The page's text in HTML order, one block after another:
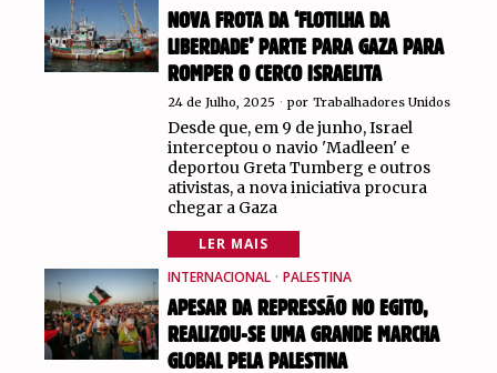
NOVA FROTA DA ‘FLOTILHA DA
LIBERDADE’ PARTE PARA GAZA PARA
ROMPER O CERCO ISRAELITA
24 de Julho, 2025 por Trabalhadores Unidos
Desde que, em 9 de junho, Israel
interceptou o navio 'Madleen' e
deportou Greta Tumberg e outros
ativistas, a nova iniciativa procura
chegar a Gaza
LER MAIS
INTERNACIONAL · PALESTINA
APESAR DA REPRESSÃO NO EGITO,
REALIZOU-SE UMA GRANDE MARCHA
GLOBAL PELA PALESTINA